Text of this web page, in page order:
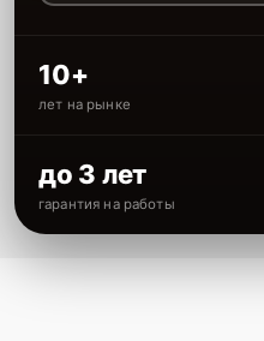
10+
лет на рынке
до 3 лет
гарантия на работы